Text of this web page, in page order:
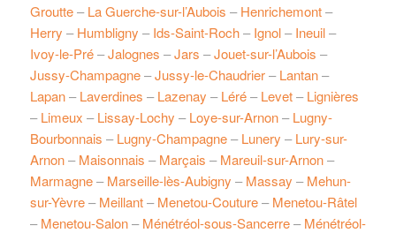
Groutte–La Guerche-sur-l’Aubois –Henrichemont–
Herry –Humbligny –Ids-Saint-Roch–Ignol–Ineuil–
Ivoy-le-Pré–Jalognes –Jars –Jouet-sur-l’Aubois –
Jussy-Champagne–Jussy-le-Chaudrier–Lantan–
Lapan–Laverdines –Lazenay –Léré–Levet–Lignières
–Limeux –Lissay-Lochy –Loye-sur-Arnon–Lugny-
Bourbonnais –Lugny-Champagne–Lunery –Lury-sur-
Arnon–Maisonnais –Marçais –Mareuil-sur-Arnon–
Marmagne–Marseille-lès-Aubigny –Massay –Mehun-
sur-Yèvre–Meillant–Menetou-Couture–Menetou-Râtel
–Menetou-Salon–Ménétréol-sous-Sancerre–Ménétréol-